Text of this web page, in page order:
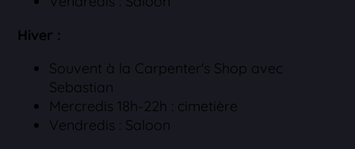
Hiver :
Souvent à la Carpenter's Shop avec
Sebastian
Mercredis 18h-22h : cimetière
Vendredis : Saloon